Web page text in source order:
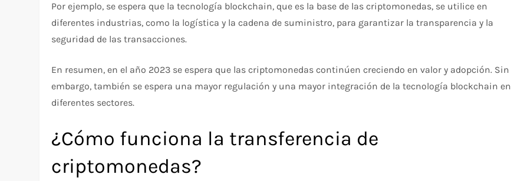
Por ejemplo, se espera que la tecnología blockchain, que es la base de las criptomonedas, se utilice en
diferentes industrias, como la logística y la cadena de suministro, para garantizar la transparencia y la
seguridad de las transacciones.
En resumen, en el año 2023 se espera que las criptomonedas continúen creciendo en valor y adopción. Sin
embargo, también se espera una mayor regulación y una mayor integración de la tecnología blockchain en
diferentes sectores.
¿Cómo funciona la transferencia de
criptomonedas?